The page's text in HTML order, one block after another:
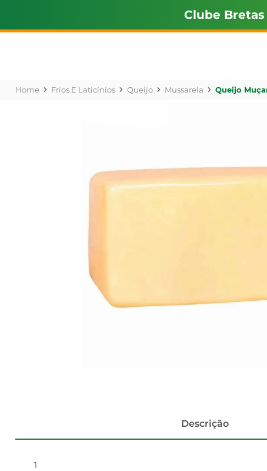
Clube Bretas
Frios E Laticínios Queijo Mussarela Queijo
Descrição
1